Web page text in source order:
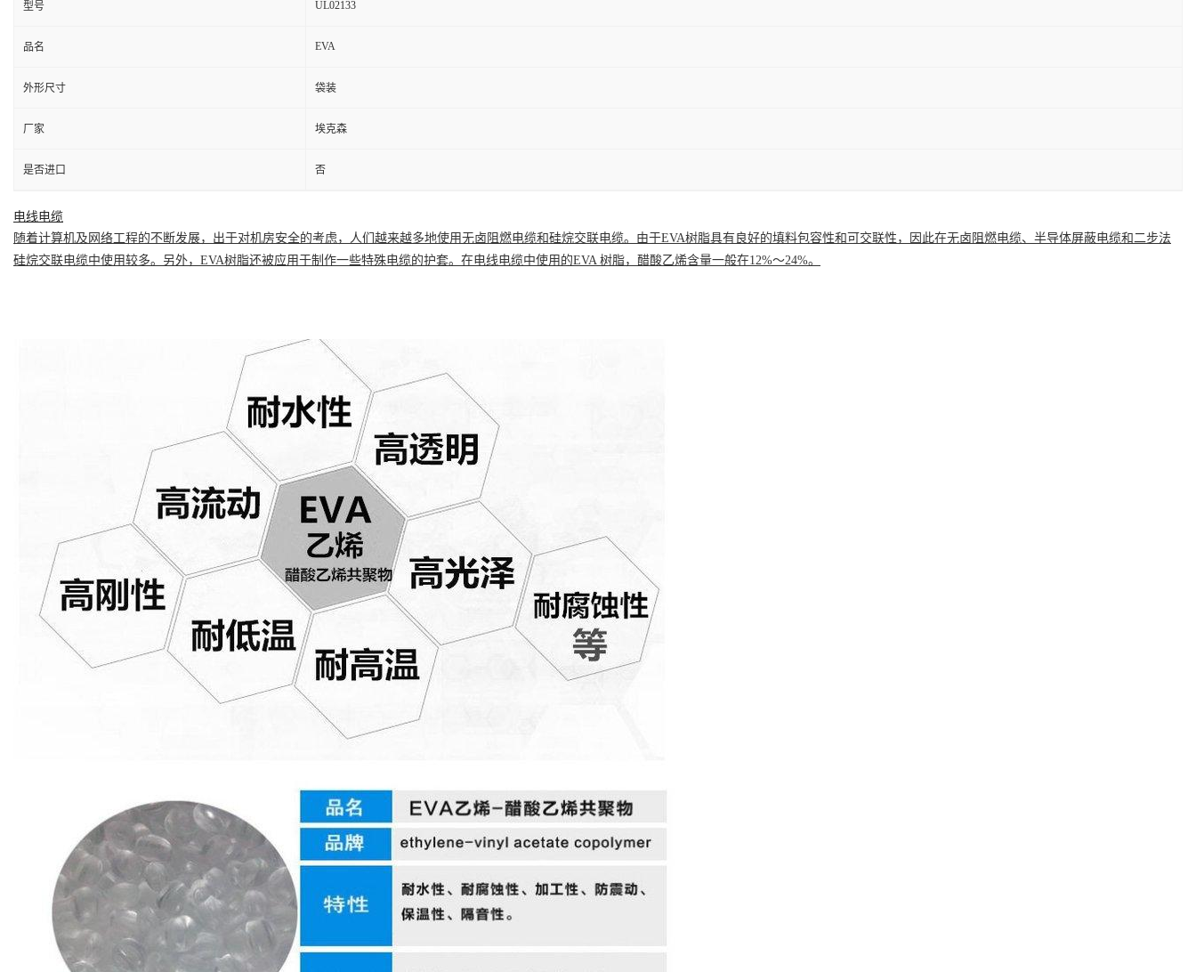
型号 UL02133
品名 EVA
外形尺寸 袋装
厂家 埃克森
是否进口 否
电线电缆
随着计算机及网络工程的不断发展，出于对机房安全的考虑，人们越来越多地使用无卤阻燃电缆和硅烷交联电缆。由于EVA树脂具有良好的填料包容性和可交联性 ，因此在无卤阻燃电缆、半导体屏蔽电缆和二步法
硅烷交联电缆中使用较多。另外，EVA树脂还被应用于制作一些特殊电缆的护套。在电线电缆中使用的EVA 树脂，醋酸乙烯含量一般在12%～24%。